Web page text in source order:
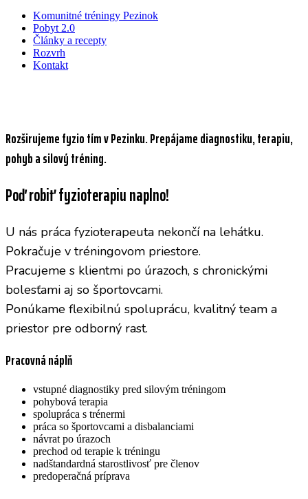
Komunitné tréningy Pezinok
Pobyt 2.0
Články a recepty
Rozvrh
Kontakt
Rozširujeme fyzio tím v Pezinku. Prepájame diagnostiku, terapiu,
pohyb a silový tréning.
Poď robiť fyzioterapiu naplno!
U nás práca fyzioterapeuta nekončí na lehátku.
Pokračuje v tréningovom priestore.
Pracujeme s klientmi po úrazoch, s chronickými
bolesťami aj so športovcami.
Ponúkame flexibilnú spoluprácu, kvalitný team a
priestor pre odborný rast.
Pracovná náplň
vstupné diagnostiky pred silovým tréningom
pohybová terapia
spolupráca s trénermi
práca so športovcami a disbalanciami
návrat po úrazoch
prechod od terapie k tréningu
nadštandardná starostlivosť pre členov
predoperačná príprava